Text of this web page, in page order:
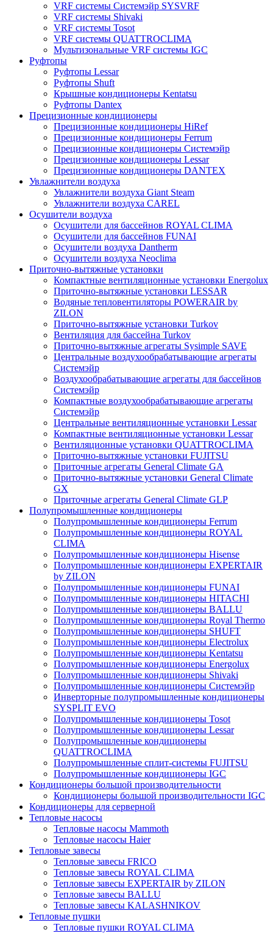
VRF системы Системэйр SYSVRF
VRF системы Shivaki
VRF системы Tosot
VRF системы QUATTROCLIMA
Мультизональные VRF системы IGC
Руфтопы
Руфтопы Lessar
Руфтопы Shuft
Крышные кондиционеры Kentatsu
Руфтопы Dantex
Прецизионные кондиционеры
Прецизионные кондиционеры HiRef
Прецизионные кондиционеры Ferrum
Прецизионные кондиционеры Системэйр
Прецизионные кондиционеры Lessar
Прецизионные кондиционеры DANTEX
Увлажнители воздуха
Увлажнители воздуха Giant Steam
Увлажнители воздуха CAREL
Осушители воздуха
Осушители для бассейнов ROYAL CLIMA
Осушители для бассейнов FUNAI
Осушители воздуха Dantherm
Осушители воздуха Neoclima
Приточно-вытяжные установки
Компактные вентиляционные установки Energolux
Приточно-вытяжные установки LESSAR
Водяные тепловентиляторы POWERAIR by
ZILON
Приточно-вытяжные установки Turkov
Вентиляция для бассейна Turkov
Приточно-вытяжные агрегаты Sysimple SAVE
Центральные воздухообрабатывающие агрегаты
Системэйр
Воздухообрабатывающие агрегаты для бассейнов
Системэйр
Компактные воздухообрабатывающие агрегаты
Системэйр
Центральные вентиляционные установки Lessar
Компактные вентиляционные установки Lessar
Вентиляционные установки QUATTROCLIMA
Приточно-вытяжные установки FUJITSU
Приточные агрегаты General Climate GA
Приточно-вытяжные установки General Climate
GX
Приточные агрегаты General Climate GLP
Полупромышленные кондиционеры
Полупромышленные кондиционеры Ferrum
Полупромышленные кондиционеры ROYAL
CLIMA
Полупромышленные кондиционеры Hisense
Полупромышленные кондиционеры EXPERTAIR
by ZILON
Полупромышленные кондиционеры FUNAI
Полупромышленные кондиционеры HITACHI
Полупромышленные кондиционеры BALLU
Полупромышленные кондиционеры Royal Thermo
Полупромышленные кондиционеры SHUFT
Полупромышленные кондиционеры Electrolux
Полупромышленные кондиционеры Kentatsu
Полупромышленные кондиционеры Energolux
Полупромышленные кондиционеры Shivaki
Полупромышленные кондиционеры Системэйр
Инверторные полупромышленные кондиционеры
SYSPLIT EVO
Полупромышленные кондиционеры Tosot
Полупромышленные кондиционеры Lessar
Полупромышленные кондиционеры
QUATTROCLIMA
Полупромышленные сплит-системы FUJITSU
Полупромышленные кондиционеры IGC
Кондиционеры большой производительности
Кондиционеры большой производительности IGC
Кондиционеры для серверной
Тепловые насосы
Тепловые насосы Mammoth
Тепловые насосы Haier
Тепловые завесы
Тепловые завесы FRICO
Тепловые завесы ROYAL CLIMA
Тепловые завесы EXPERTAIR by ZILON
Тепловые завесы BALLU
Тепловые завесы KALASHNIKOV
Тепловые пушки
Тепловые пушки ROYAL CLIMA